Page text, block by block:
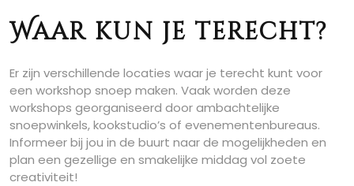
Waar kun je terecht?
Er zijn verschillende locaties waar je terecht kunt voor
een workshop snoep maken. Vaak worden deze
workshops georganiseerd door ambachtelijke
snoepwinkels, kookstudio’s of evenementenbureaus.
Informeer bij jou in de buurt naar de mogelijkheden en
plan een gezellige en smakelijke middag vol zoete
creativiteit!